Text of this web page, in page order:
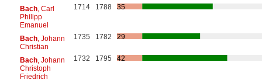
Bach, Carl
Philipp
Emanuel
1714 1788 35
Bach, Johann
Christian
1735 1782 29
Bach, Johann
Christoph
Friedrich
1732 1795 42